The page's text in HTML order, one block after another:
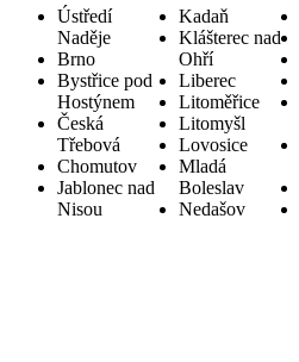
Ústředí
Naděje
Brno
Bystřice pod
Hostýnem
Česká
Třebová
Chomutov
Jablonec nad
Nisou
Kadaň
Klášterec nad
Ohří
Liberec
Litoměřice
Litomyšl
Lovosice
Mladá
Boleslav
Nedašov